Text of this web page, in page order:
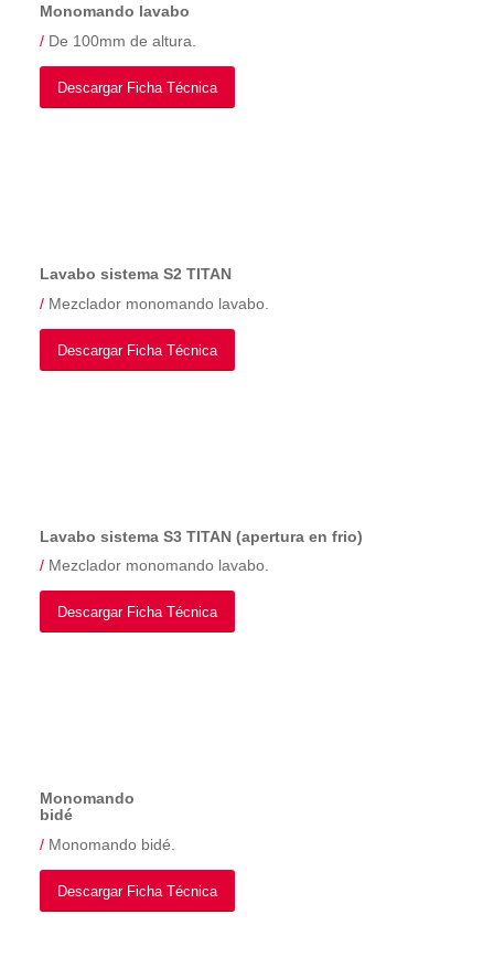
Monomando lavabo
/De 100mm de altura.
Descargar Ficha Técnica
Lavabo sistema S2 TITAN
/Mezclador monomando lavabo.
Descargar Ficha Técnica
Lavabo sistema S3 TITAN (apertura en frio)
/Mezclador monomando lavabo.
Descargar Ficha Técnica
Monomando
bidé
/Monomando bidé.
Descargar Ficha Técnica